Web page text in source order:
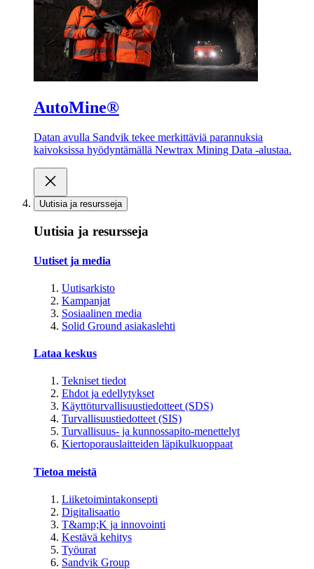
AutoMine®
Datan avulla Sandvik tekee merkittäviä parannuksia
kaivoksissa hyödyntämällä Newtrax Mining Data -alustaa.
Uutisia ja resursseja
Uutisia ja resursseja
Uutiset ja media
Uutisarkisto
Kampanjat
Sosiaalinen media
Solid Ground asiakaslehti
Lataa keskus
Tekniset tiedot
Ehdot ja edellytykset
Käyttöturvallisuustiedotteet (SDS)
Turvallisuustiedotteet (SIS)
Turvallisuus- ja kunnossapito-menettelyt
Kiertoporauslaitteiden läpikulkuoppaat
Tietoa meistä
Liiketoimintakonsepti
Digitalisaatio
T&amp;K ja innovointi
Kestävä kehitys
Työurat
Sandvik Group